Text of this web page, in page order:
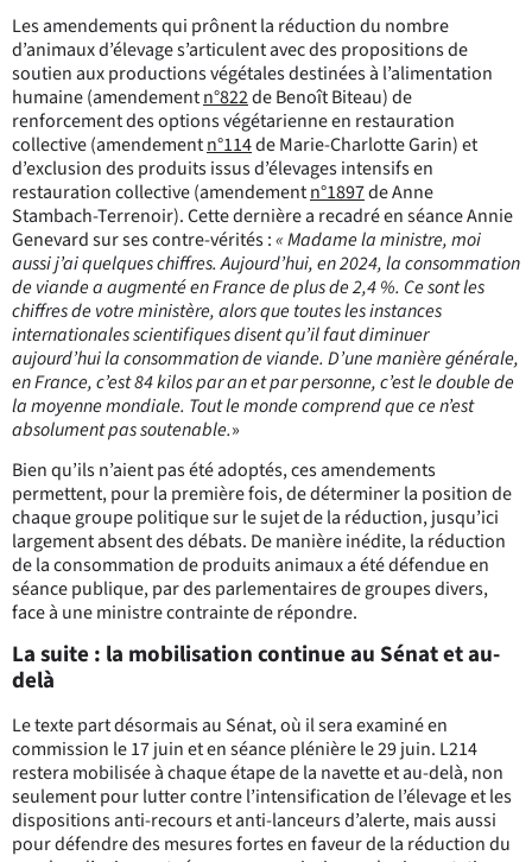
Les amendements qui prônent la réduction du nombre
d’animaux d’élevage s’articulent avec des propositions de
soutien aux productions végétales destinées à l’alimentation
humaine (amendementn°822de Benoît Biteau) de
renforcement des options végétarienne en restauration
collective (amendementn°114de Marie-Charlotte Garin) et
d’exclusion des produits issus d’élevages intensifs en
restauration collective (amendementn°1897de Anne
Stambach-Terrenoir). Cette dernière a recadré en séance Annie
Genevard sur ses contre-vérités :« Madame la ministre, moi
aussi j’ai quelques chiffres. Aujourd’hui, en 2024, la consommation
de viande a augmenté en France de plus de 2,4 %. Ce sont les
chiffres de votre ministère, alors que toutes les instances
internationales scientifiques disent qu’il faut diminuer
aujourd’hui la consommation de viande. D’une manière générale,
en France, c’est 84 kilos par an et par personne, c’est le double de
la moyenne mondiale. Tout le monde comprend que ce n’est
absolument pas soutenable.»
Bien qu’ils n’aient pas été adoptés, ces amendements
permettent, pour la première fois, de déterminer la position de
chaque groupe politique sur le sujet de la réduction, jusqu’ici
largement absent des débats. De manière inédite, la réduction
de la consommation de produits animaux a été défendue en
séance publique, par des parlementaires de groupes divers,
face à une ministre contrainte de répondre.
La suite : la mobilisation continue au Sénat et au-
delà
Le texte part désormais au Sénat, où il sera examiné en
commission le 17 juin et en séance plénière le 29 juin. L214
restera mobilisée à chaque étape de la navette et au-delà, non
seulement pour lutter contre l’intensification de l’élevage et les
dispositions anti-recours et anti-lanceurs d’alerte, mais aussi
pour défendre des mesures fortes en faveur de la réduction du